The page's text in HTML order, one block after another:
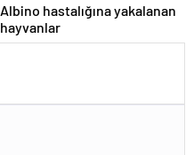
Albino hastalığına yakalanan
hayvanlar